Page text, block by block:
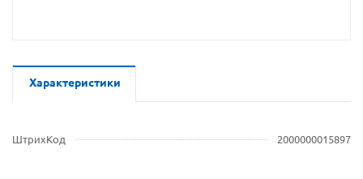
Характеристики
ШтрихКод 2000000015897